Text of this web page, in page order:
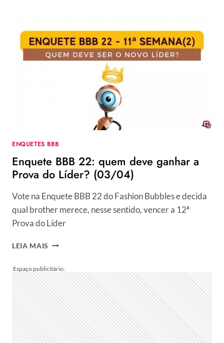
É
CONFIRMADO
NO
BBB
ENQUETES BBB
Enquete BBB 22: quem deve ganhar a
Prova do Líder? (03/04)
Vote na Enquete BBB 22 do Fashion Bubbles e decida
qual brother merece, nesse sentido, vencer a 12ª
Prova do Líder
LEIA MAIS ENQUETE
QUEM
DEVE
GANHAR
A
PROVA
DO
LÍDER?